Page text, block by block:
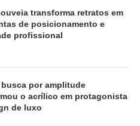
transforma retratos em
de posicionamento e
profissional
busca por amplitude
o acrílico em protagonista
de luxo